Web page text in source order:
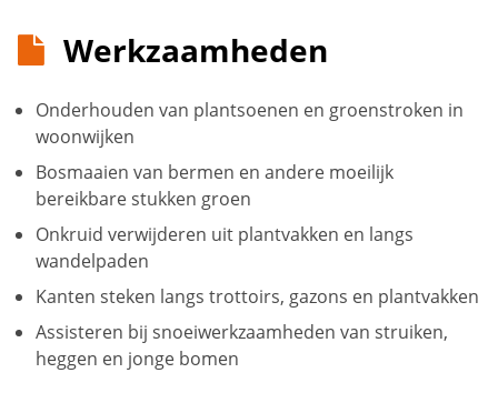
Werkzaamheden
Onderhouden van plantsoenen en groenstroken in
woonwijken
Bosmaaien van bermen en andere moeilijk
bereikbare stukken groen
Onkruid verwijderen uit plantvakken en langs
wandelpaden
Kanten steken langs trottoirs, gazons en plantvakken
Assisteren bij snoeiwerkzaamheden van struiken,
heggen en jonge bomen